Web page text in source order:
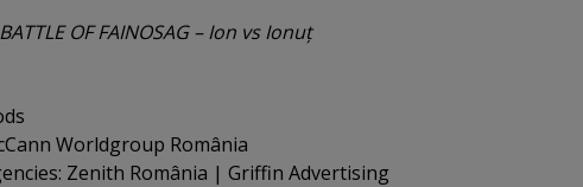
OF FAINOSAG – Ion vs Ionuţ
Worldgroup România
Zenith România | Griffin Advertising